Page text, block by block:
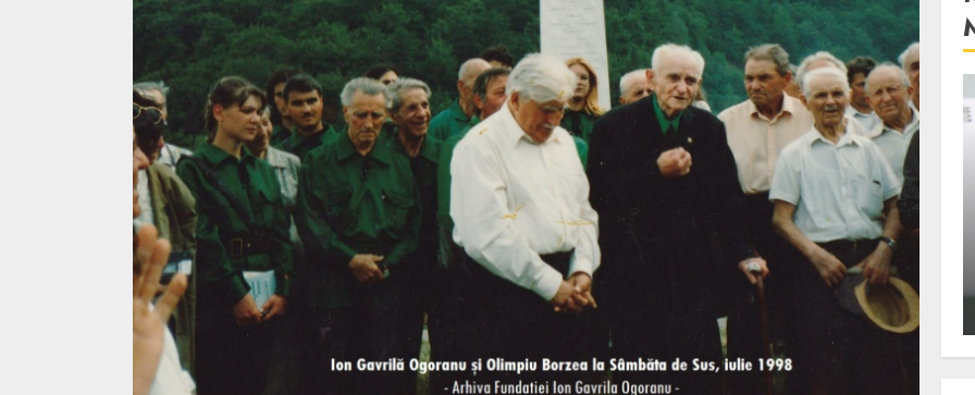
3 min read
Din fotoliu
Dungeons & Dragons:
Onoare printre hoti, un
film ca un joc care te
cucereste de la primele
cadre
MAY 17, 2023
4 min read
Din fotoliu
The Killer, un film care nu a
reusit sa se ridice la
nivelul asteptarilor
publicului si criticilor
DECEMBER 6, 2023